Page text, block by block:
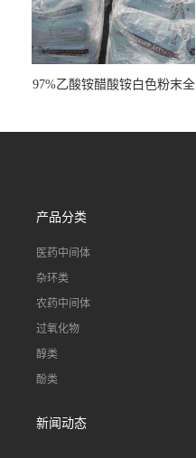
97%乙酸铵醋酸铵白色粉末全
产品分类
医药中间体
杂环类
农药中间体
过氧化物
醇类
酚类
新闻动态